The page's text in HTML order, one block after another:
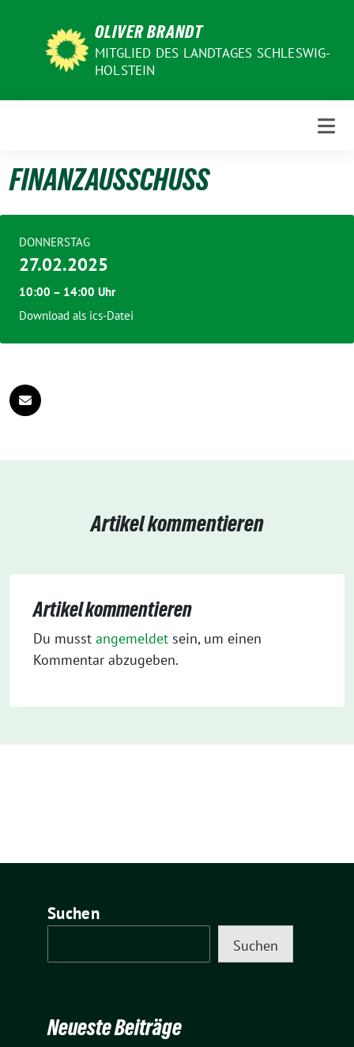
OLIVER BRANDT
MITGLIED DES LANDTAGES SCHLESWIG-
HOLSTEIN
FINANZAUSSCHUSS
DONNERSTAG
27.02.2025
10:00 – 14:00 Uhr
Download als ics-Datei
Artikel kommentieren
Artikel kommentieren
Du musst angemeldet sein, um einen
Kommentar abzugeben.
Suchen
Suchen
Neueste Beiträge